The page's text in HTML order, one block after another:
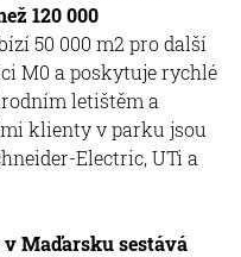
120 000
50 000 m2 pro další
M0 a poskytuje rychlé
letištěm a
klienty v parku jsou
Electric, UTi a
v Maďarsku sestává